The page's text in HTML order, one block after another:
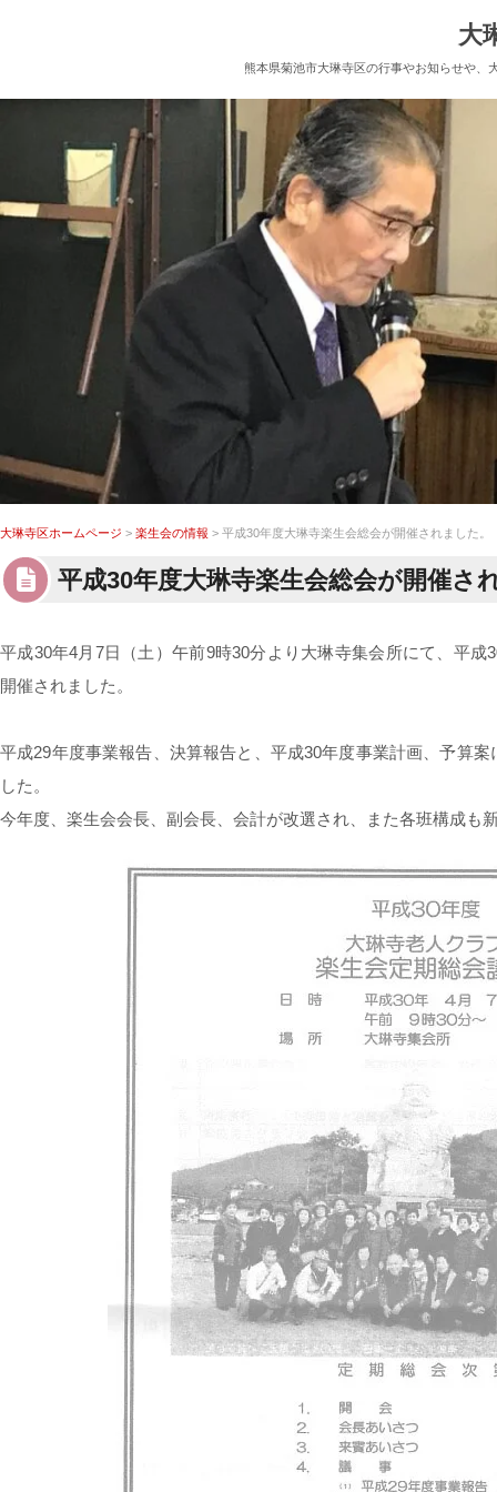
大
熊本県菊池市大琳寺区の行事やお知らせや、
大琳寺区ホームページ > 楽生会の情報 > 平成30年度大琳寺楽生会総会が開催されました。
平成30年度大琳寺楽生会総会が開催さ
平成30年4月7日（土）午前9時30分より大琳寺集会所にて、平
開催されました。
平成29年度事業報告、決算報告と、平成30年度事業計画、予算
した。
今年度、楽生会会長、副会長、会計が改選され、また各班構成も